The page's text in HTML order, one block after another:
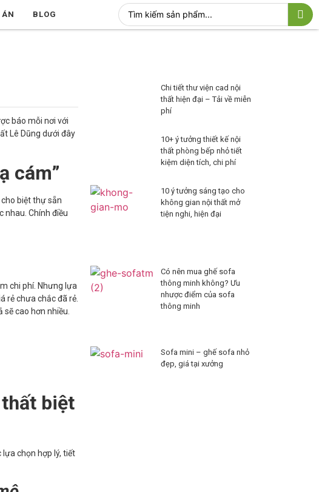
ÁN BLOG
báo mỗi nơi với
Lê Dũng dưới đây
cám”
biệt thự sẵn
nhau. Chính điều
chi phí. Nhưng lựa
rẻ chưa chắc đã rẻ.
cao hơn nhiều.
biệt
lựa chọn hợp lý, tiết
Chi tiết thư viện cad nội
thất hiện đại – Tải về miễn
phí
10+ ý tưởng thiết kế nội
thất phòng bếp nhỏ tiết
kiệm diện tích, chi phí
10 ý tưởng sáng tạo cho
không gian nội thất mở
tiện nghi, hiện đại
Có nên mua ghế sofa
thông minh không? Ưu
nhược điểm của sofa
thông minh
Sofa mini – ghế sofa nhỏ
đẹp, giá tại xưởng